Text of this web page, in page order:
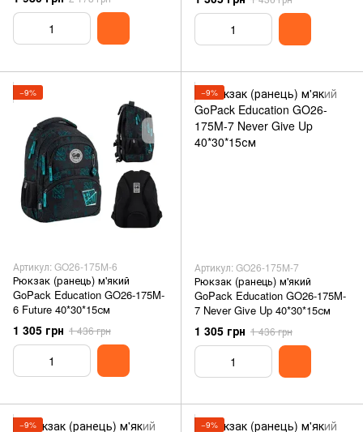
−9%
Артикул: GO26-175M-6
Рюкзак (ранець) м'який
GoPack Education GO26-175M-
6 Future 40*30*15см
1 305 грн 1 436 грн
−9%
Артикул: GO26-175M-7
Рюкзак (ранець) м'який
GoPack Education GO26-175M-
7 Never Give Up 40*30*15см
1 305 грн 1 436 грн
−9% −9%